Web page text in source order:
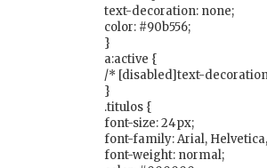
text-decoration: none;
color: #90b556;
}
a:active {
/* [disabled]text-
}
.titulos {
font-size: 24px;
font-family: Arial,
font-weight: normal;